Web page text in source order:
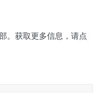
。获取更多信息，请点